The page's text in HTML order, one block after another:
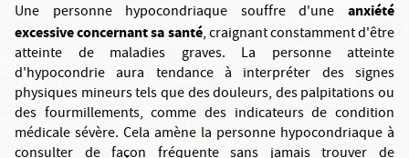
Une personne hypocondriaque souffre d'une anxiété
excessive concernant sa santé, craignant constamment d'être
atteinte de maladies graves. La personne atteinte
d'hypocondrie aura tendance à interpréter des signes
physiques mineurs tels que des douleurs, des palpitations ou
des fourmillements, comme des indicateurs de condition
médicale sévère. Cela amène la personne hypocondriaque à